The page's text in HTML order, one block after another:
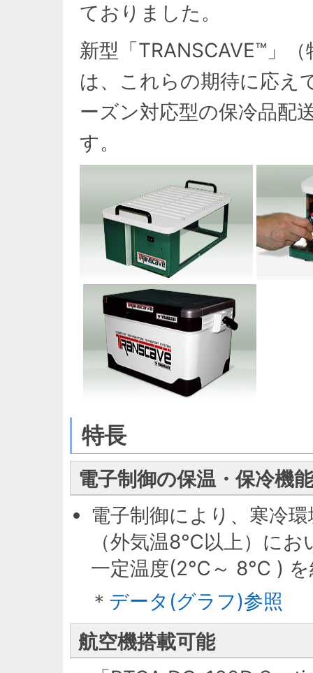
ておりました。
新型「TRANSCAVE™」
は、これらの期待に応え
ーズン対応型の保冷品配
す。
特長
電子制御の保温・保冷機
電子制御により、寒冷
（外気温8℃以上）にお
一定温度(2℃～ 8℃ ) を
＊ データ(グラフ)参照
航空機搭載可能